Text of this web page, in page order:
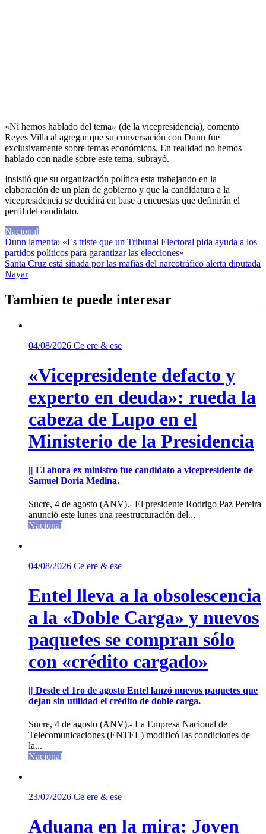
«Ni hemos hablado del tema» (de la vicepresidencia), comentó
Reyes Villa al agregar que su conversación con Dunn fue
exclusivamente sobre temas económicos. En realidad no hemos
hablado con nadie sobre este tema, subrayó.
Insistió que su organización política esta trabajando en la
elaboración de un plan de gobierno y que la candidatura a la
vicepresidencia se decidirá en base a encuestas que definirán el
perfil del candidato.
Nacional
Navegación
de
entradas
Dunn lamenta: «Es triste que un Tribunal Electoral pida ayuda a los
partidos políticos para garantizar las elecciones»
Santa Cruz está sitiada por las mafias del narcotráfico alerta diputada
Nayar
Tambíen te puede interesar
04/08/2026 Ce ere & ese
«Vicepresidente defacto y
experto en deuda»: rueda la
cabeza de Lupo en el
Ministerio de la Presidencia
|| El ahora ex ministro fue candidato a vicepresidente de
Samuel Doria Medina.
Sucre, 4 de agosto (ANV).- El presidente Rodrigo Paz Pereira
anunció este lunes una reestructuración del...
Nacional
04/08/2026 Ce ere & ese
Entel lleva a la obsolescencia
a la «Doble Carga» y nuevos
paquetes se compran sólo
con «crédito cargado»
|| Desde el 1ro de agosto Entel lanzó nuevos paquetes que
dejan sin utilidad el crédito de doble carga.
Sucre, 4 de agosto (ANV).- La Empresa Nacional de
Telecomunicaciones (ENTEL) modificó las condiciones de
la...
Nacional
23/07/2026 Ce ere & ese
Aduana en la mira: Joven